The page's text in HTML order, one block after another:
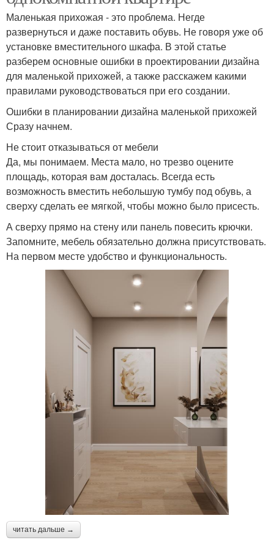
Маленькая прихожая - это проблема. Негде
развернуться и даже поставить обувь. Не говоря уже об
установке вместительного шкафа. В этой статье
разберем основные ошибки в проектировании дизайна
для маленькой прихожей, а также расскажем какими
правилами руководствоваться при его создании.
Ошибки в планировании дизайна маленькой прихожей
Сразу начнем.
Не стоит отказываться от мебели
Да, мы понимаем. Места мало, но трезво оцените
площадь, которая вам досталась. Всегда есть
возможность вместить небольшую тумбу под обувь, а
сверху сделать ее мягкой, чтобы можно было присесть.
А сверху прямо на стену или панель повесить крючки.
Запомните, мебель обязательно должна присутствовать.
На первом месте удобство и функциональность.
читать дальше →